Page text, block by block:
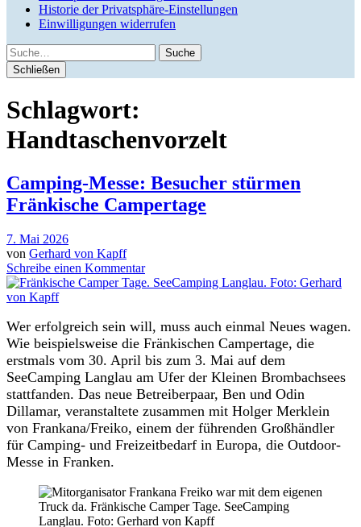
Historie der Privatsphäre-Einstellungen
Einwilligungen widerrufen
Suche
Schließen
Schlagwort:
Handtaschenvorzelt
Camping-Messe: Besucher stürmen
Fränkische Campertage
7. Mai 2026
von Gerhard von Kapff
Schreibe einen Kommentar
Wer erfolgreich sein will, muss auch einmal Neues wagen.
Wie beispielsweise die Fränkischen Campertage, die
erstmals vom 30. April bis zum 3. Mai auf dem
SeeCamping Langlau am Ufer der Kleinen Brombachsees
stattfanden. Das neue Betreiberpaar, Ben und Odin
Dillamar, veranstaltete zusammen mit Holger Merklein
von Frankana/Freiko, einem der führenden Großhändler
für Camping- und Freizeitbedarf in Europa, die Outdoor-
Messe in Franken.